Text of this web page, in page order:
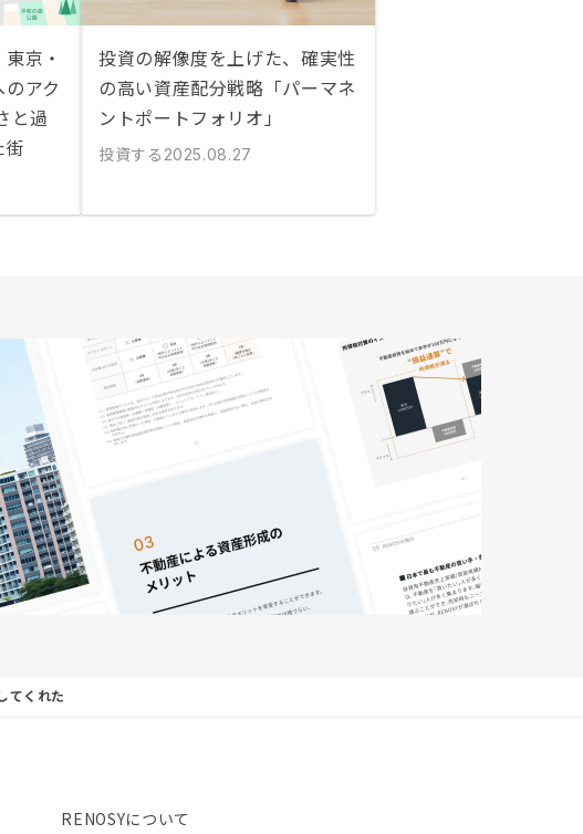
京・
アク
と過
街
投資の解像度を上げた、確実性
の高い資産配分戦略「パーマネ
ントポートフォリオ」
投資する 2025.08.27
てくれた
RENOSYについて